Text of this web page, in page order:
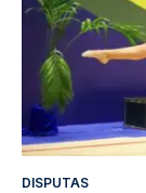
DISPUTAS